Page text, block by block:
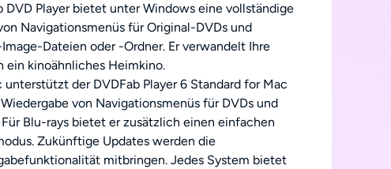
DVD Player bietet unter Windows eine vollständige
Navigationsmenüs für Original-DVDs und
Dateien oder -Ordner. Er verwandelt Ihre
ein kinoähnliches Heimkino.
der DVDFab Player 6 Standard for Mac
von Navigationsmenüs für DVDs und
Blu-rays bietet er zusätzlich einen einfachen
Zukünftige Updates werden die
mitbringen. Jedes System bietet